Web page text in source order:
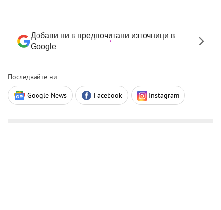
Добави ни в предпочитани източници в
Google
Последвайте ни
Google News Facebook Instagram